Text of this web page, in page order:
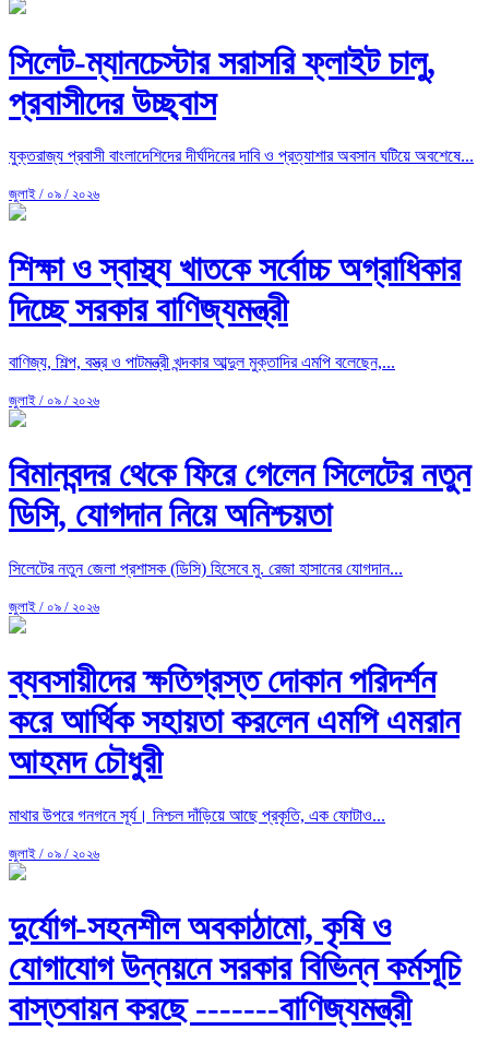
সিলেট-ম্যানচেস্টার সরাসরি ফ্লাইট চালু,
প্রবাসীদের উচ্ছ্বাস
যুক্তরাজ্য প্রবাসী বাংলাদেশিদের দীর্ঘদিনের দাবি ও প্রত্যাশার অবসান ঘটিয়ে অবশেষে...
জুলাই / ০৯ / ২০২৬
শিক্ষা ও স্বাস্থ্য খাতকে সর্বোচ্চ অগ্রাধিকার
দিচ্ছে সরকার বাণিজ্যমন্ত্রী
বাণিজ্য, শিল্প, বস্ত্র ও পাটমন্ত্রী খন্দকার আব্দুল মুক্তাদির এমপি বলেছেন,...
জুলাই / ০৯ / ২০২৬
বিমানবন্দর থেকে ফিরে গেলেন সিলেটের নতুন
ডিসি, যোগদান নিয়ে অনিশ্চয়তা
সিলেটের নতুন জেলা প্রশাসক (ডিসি) হিসেবে মু. রেজা হাসানের যোগদান...
জুলাই / ০৯ / ২০২৬
ব্যবসায়ীদের ক্ষতিগ্রস্ত দোকান পরিদর্শন
করে আর্থিক সহায়তা করলেন এমপি এমরান
আহমদ চৌধুরী
মাথার উপরে গনগনে সূর্য। নিশ্চল দাঁড়িয়ে আছে প্রকৃতি, এক ফোটাও...
জুলাই / ০৯ / ২০২৬
দুর্যোগ-সহনশীল অবকাঠামো, কৃষি ও
যোগাযোগ উন্নয়নে সরকার বিভিন্ন কর্মসূচি
বাস্তবায়ন করছে -------বাণিজ্যমন্ত্রী